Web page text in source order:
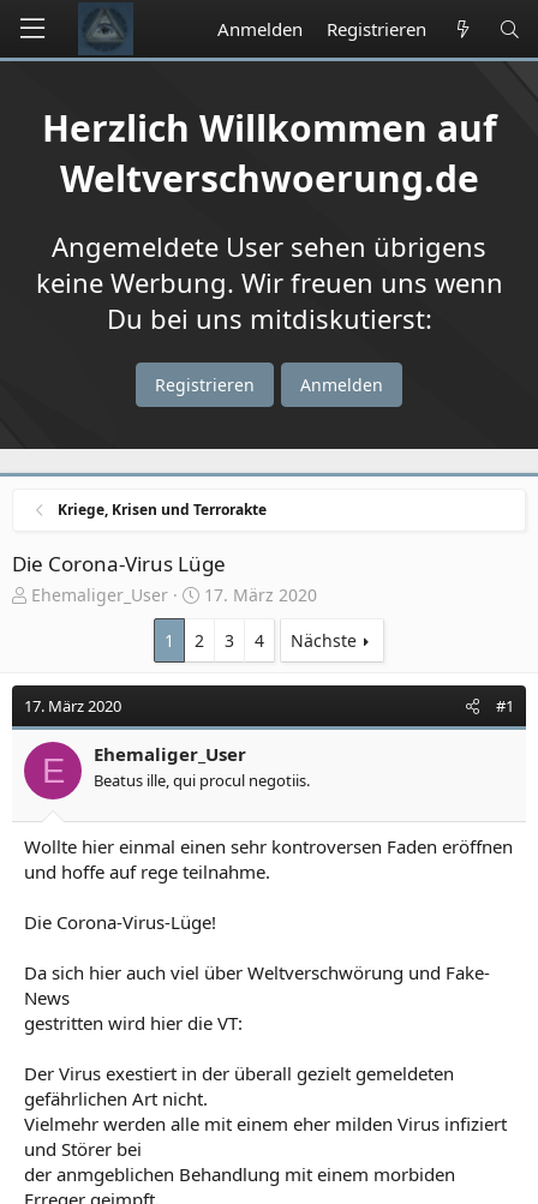
Anmelden Registrieren
Herzlich Willkommen auf
Weltverschwoerung.de
Angemeldete User sehen übrigens
keine Werbung. Wir freuen uns wenn
Du bei uns mitdiskutierst:
Registrieren Anmelden
Kriege, Krisen und Terrorakte
Die Corona-Virus Lüge
E
e
l
l
e
Ehemaliger_User
E
t
e
l
t
a
17. März 2020
1
2 3 4 Nächste
17. März 2020 #1
E Ehemaliger_User
Beatus ille, qui procul negotiis.
Wollte hier einmal einen sehr kontroversen Faden eröffnen
und hoffe auf rege teilnahme.
Die Corona-Virus-Lüge!
Da sich hier auch viel über Weltverschwörung und Fake-
News
gestritten wird hier die VT:
Der Virus exestiert in der überall gezielt gemeldeten
gefährlichen Art nicht.
Vielmehr werden alle mit einem eher milden Virus infiziert
und Störer bei
der anmgeblichen Behandlung mit einem morbiden
Erreger geimpft.